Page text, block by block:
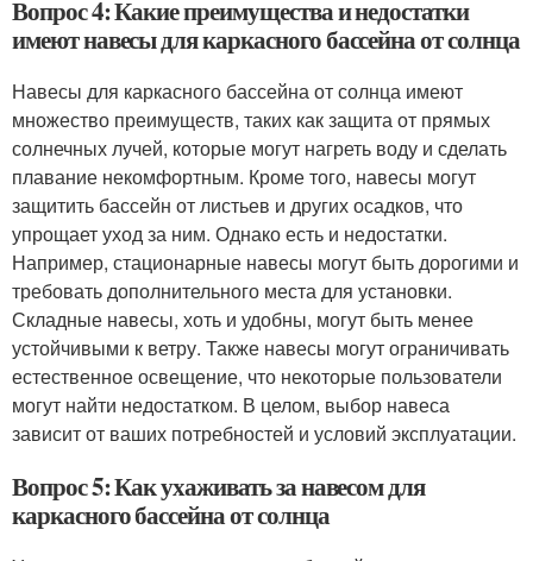
Вопрос 4: Какие преимущества и недостатки
имеют навесы для каркасного бассейна от солнца
Навесы для каркасного бассейна от солнца имеют
множество преимуществ, таких как защита от прямых
солнечных лучей, которые могут нагреть воду и сделать
плавание некомфортным. Кроме того, навесы могут
защитить бассейн от листьев и других осадков, что
упрощает уход за ним. Однако есть и недостатки.
Например, стационарные навесы могут быть дорогими и
требовать дополнительного места для установки.
Складные навесы, хоть и удобны, могут быть менее
устойчивыми к ветру. Также навесы могут ограничивать
естественное освещение, что некоторые пользователи
могут найти недостатком. В целом, выбор навеса
зависит от ваших потребностей и условий эксплуатации.
Вопрос 5: Как ухаживать за навесом для
каркасного бассейна от солнца